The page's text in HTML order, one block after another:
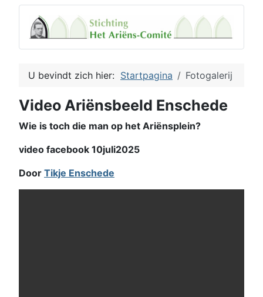
U bevindt zich hier: Startpagina Fotogalerij
Video Ariënsbeeld Enschede
Wie is toch die man op het Ariënsplein?
video facebook 10juli2025
Door Tikje Enschede